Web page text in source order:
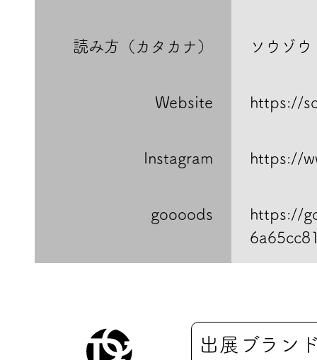
読み方（カタカナ） ソウゾウ
Website https://
Instagram https://
goooods
https://
出展ブラン